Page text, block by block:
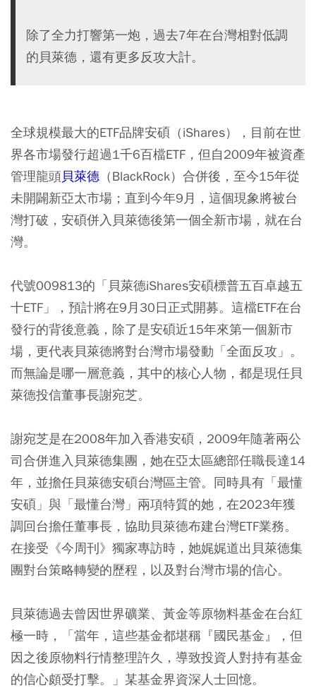
除了全力打響第一炮，過去7年在台灣相對低調
的貝萊德，還有更多反攻大計。
全球規模最大的ETF品牌安碩（iShares），目前在世
界各市場發行超過1千6百檔ETF，但自2009年被資產
管理龍頭貝萊德 （BlackRock）合併後，至今15年從
未開闢新亞太市場；直到今年9月，這個現象將被台
灣打破，安碩併入貝萊德後第一個全新市場，就在台
灣。
代號009813的「貝萊德iShares安碩標普五百卓越五
十ETF」，預計將在9月30日正式開募。這檔ETF在台
發行的背後意義，除了是安碩近15年來第一個新市
場，更代表貝萊德將對台灣市場發動「全面反攻」。
而無論是哪一層意義，其中的核心人物，都是現任貝
萊德投信董事長謝宛芝。
謝宛芝是在2008年加入香港安碩，2009年隨著兩公
司合併進入貝萊德集團，她在亞太區總部任職長達14
年，並擔任貝萊德安碩台灣區主管。同時具有「最懂
安碩」與「最懂台灣」兩項特質的她，在2023年獲
調回台擔任董事長，協助貝萊德布建台灣ETF業務。
在接受《今周刊》獨家專訪時，她娓娓道出貝萊德集
團對台策略轉變的歷程，以及對台灣市場的信心。
貝萊德過去曾因世界礦業、黃金等原物料基金在台紅
極一時，「當年，這些基金都堪稱『國民基金』，但
因之後原物料行情整理許久，導致投資人對持有基金
的信心頗受打擊。」某基金界資深人士回憶。